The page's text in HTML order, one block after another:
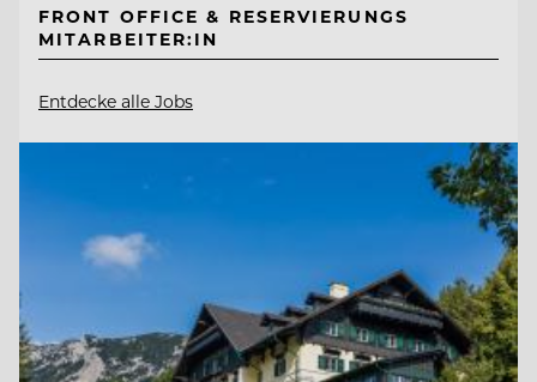
FRONT OFFICE & RESERVIERUNGS
MITARBEITER:IN
Entdecke alle Jobs